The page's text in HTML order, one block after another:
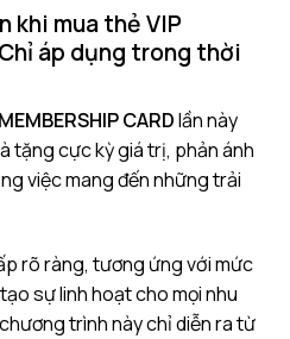
khi mua thẻVIP
Chỉ áp dụng trong thời
CARDlần này
tặng cực kỳ giá trị, phản ánh
việc mang đến những trải
rõ ràng, tương ứng với mức
sự linh hoạt cho mọi nhu
trình này chỉ diễn ra từ